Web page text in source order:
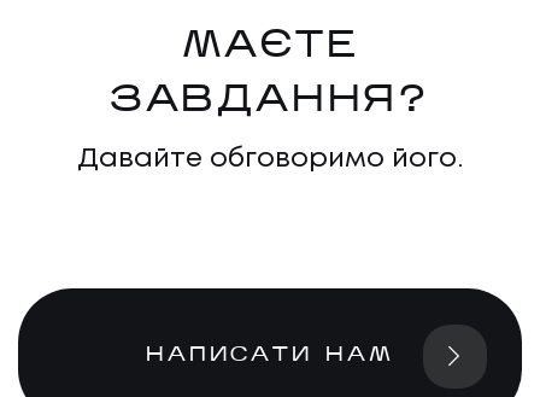
МАЄТЕ
ЗАВДАННЯ?
Давайте обговоримо його.
НАПИСАТИ НАМ
НАПИСАТИ НАМ